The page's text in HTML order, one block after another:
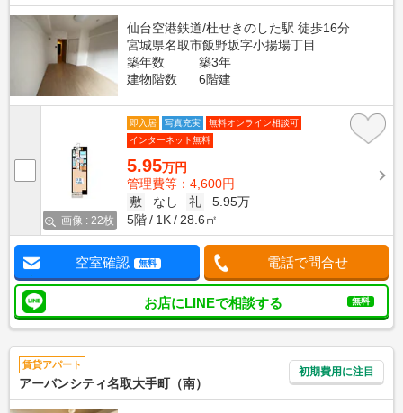
仙台空港鉄道/杜せきのした駅 徒歩16分
宮城県名取市飯野坂字小揚場丁目
築年数
築3年
建物階数
6階建
画像 : 22枚
即入居 写真充実
無料オンライン相談可
インターネット無料
5.95万円
管理費等：4,600円
敷
なし 礼
5.95万
5階
1K 28.6㎡
空室確認 無料 電話で問合せ
お店にLINEで相談する 無料
賃貸アパート
アーバンシティ名取大手町（南）
初期費用に注目